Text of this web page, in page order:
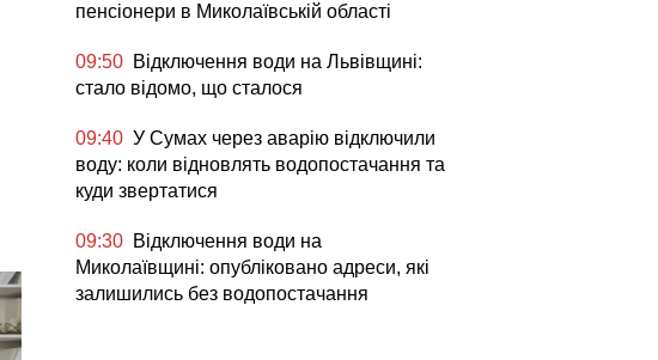
пенсіонери в Миколаївській області
09:50 Відключення води на Львівщині:
стало відомо, що сталося
09:40 У Сумах через аварію відключили
воду: коли відновлять водопостачання та
куди звертатися
09:30 Відключення води на
Миколаївщині: опубліковано адреси, які
залишились без водопостачання